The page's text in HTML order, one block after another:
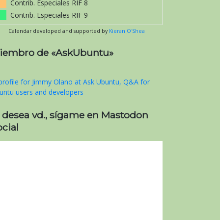
Contrib. Especiales RIF 8
Contrib. Especiales RIF 9
Calendar developed and supported by Kieran O'Shea
de «AskUbuntu»
desea vd., sígame en Mastodon